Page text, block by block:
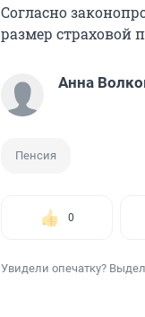
Согласно
размер страховой
Анна
Пенсия
0
Увидели опечатку?